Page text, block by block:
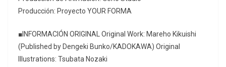
Producción: Proyecto YOUR FORMA
■INFORMACIÓN ORIGINAL Original Work: Mareho Kikuishi
(Published by Dengeki Bunko/KADOKAWA) Original
Illustrations: Tsubata Nozaki